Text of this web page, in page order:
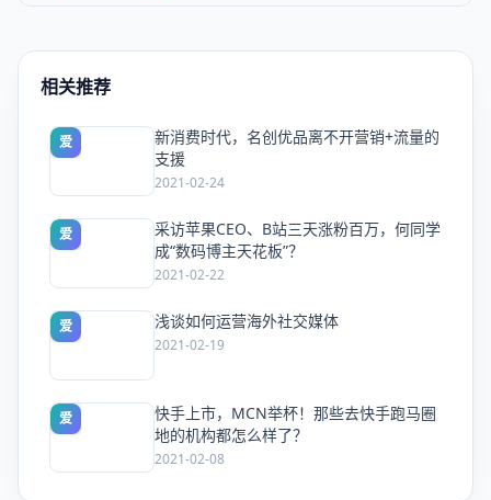
相关推荐
爱
新消费时代，名创优品离不开营销+流量的
支援
2021-02-24
爱
采访苹果CEO、B站三天涨粉百万，何同学
成“数码博主天花板”？
2021-02-22
爱 浅谈如何运营海外社交媒体
2021-02-19
爱
快手上市，MCN举杯！那些去快手跑马圈
地的机构都怎么样了？
2021-02-08